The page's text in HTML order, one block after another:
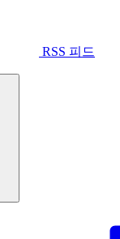
RSS 피드